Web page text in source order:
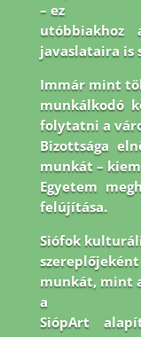
– ez
javaslataira is
Immár mint
munkálkodó
folytatni a
Bizottsága
munkát –
Egyetem
felújítása.
Siófok
munkát, mint
a
SiópArt